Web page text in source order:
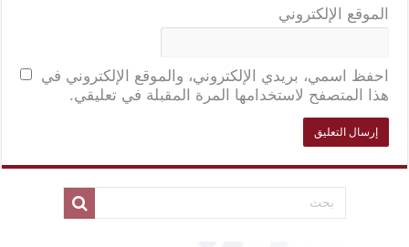
الموقع الإلكتروني
احفظ اسمي، بريدي الإلكتروني، والموقع الإلكتروني في
هذا المتصفح لاستخدامها المرة المقبلة في تعليقي.